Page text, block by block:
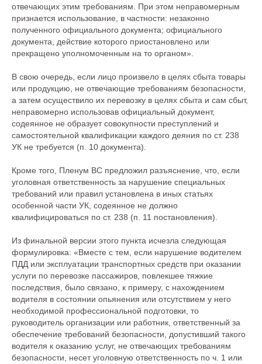
отвечающих этим требованиям. При этом неправомерным
признается использование, в частности: незаконно
полученного официального документа; официального
документа, действие которого приостановлено или
прекращено уполномоченным на то органом».
В свою очередь, если лицо произвело в целях сбыта товары
или продукцию, не отвечающие требованиям безопасности,
а затем осуществило их перевозку в целях сбыта и сам сбыт,
неправомерно использовав официальный документ,
содеянное не образует совокупности преступлений и
самостоятельной квалификации каждого деяния по ст. 238
УК не требуется (п. 10 документа).
Кроме того, Пленум ВС предложил разъяснение, что, если
уголовная ответственность за нарушение специальных
требований или правил установлена в иных статьях
особенной части УК, содеянное не должно
квалифицироваться по ст. 238 (п. 11 постановления).
Из финальной версии этого пункта исчезла следующая
формулировка: «Вместе с тем, если нарушение водителем
ПДД или эксплуатации транспортных средств при оказании
услуги по перевозке пассажиров, повлекшее тяжкие
последствия, было связано, к примеру, с нахождением
водителя в состоянии опьянения или отсутствием у него
необходимой профессиональной подготовки, то
руководитель организации или работник, ответственный за
обеспечение требований безопасности, допустивший такого
водителя к оказанию услуг, не отвечающих требованиям
безопасности, несет уголовную ответственность по ч. 1 или